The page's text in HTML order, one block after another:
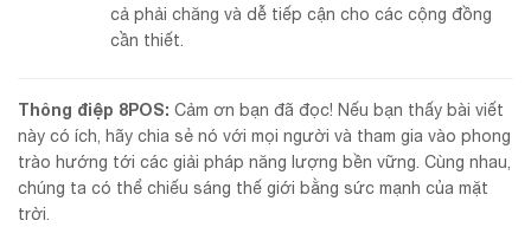
cả phải chăng và dễ tiếp cận cho các cộng đồng
cần thiết.
Thông điệp 8POS: Cảm ơn bạn đã đọc! Nếu bạn thấy bài viết
này có ích, hãy chia sẻ nó với mọi người và tham gia vào phong
trào hướng tới các giải pháp năng lượng bền vững. Cùng nhau,
chúng ta có thể chiếu sáng thế giới bằng sức mạnh của mặt
trời.